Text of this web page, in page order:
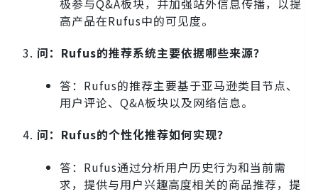
高产品在Rufus中的可见度。
问：Rufus的推荐系统主要依据哪些来源？
答：Rufus的推荐主要基于亚马逊类目节点、
用户评论、Q&A板块以及网络信息。
问：Rufus的个性化推荐如何实现？
答：Rufus通过分析用户历史行为和当前需
求，提供与用户兴趣高度相关的商品推荐，提